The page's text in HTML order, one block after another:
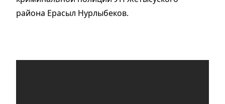
района Ерасыл Нурлыбеков.